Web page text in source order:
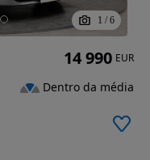
1 / 6
14 990 EUR
Dentro da média